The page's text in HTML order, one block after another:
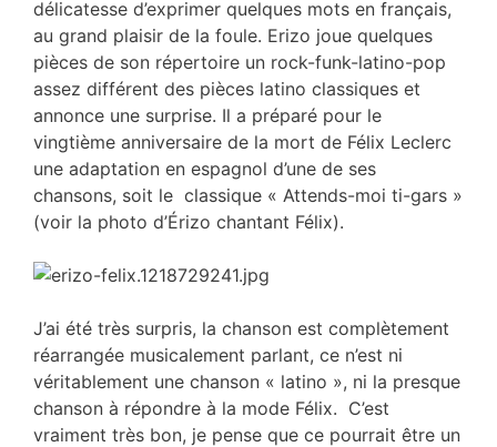
délicatesse d’exprimer quelques mots en français,
au grand plaisir de la foule. Erizo joue quelques
pièces de son répertoire un rock-funk-latino-pop
assez différent des pièces latino classiques et
annonce une surprise. Il a préparé pour le
vingtième anniversaire de la mort de Félix Leclerc
une adaptation en espagnol d’une de ses
chansons, soit le classique « Attends-moi ti-gars »
(voir la photo d’Érizo chantant Félix).
J’ai été très surpris, la chanson est complètement
réarrangée musicalement parlant, ce n’est ni
véritablement une chanson « latino », ni la presque
chanson à répondre à la mode Félix. C’est
vraiment très bon, je pense que ce pourrait être un